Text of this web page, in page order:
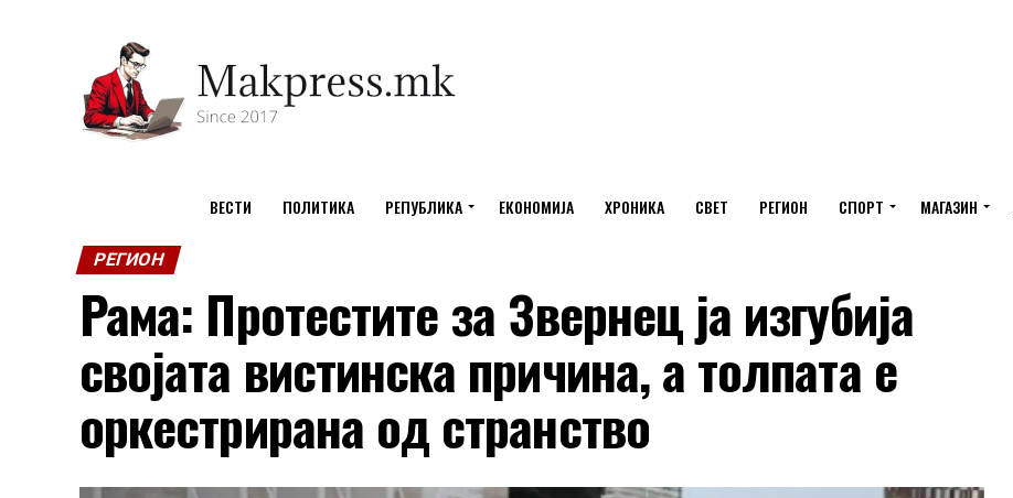
ВЕСТИ ПОЛИТИКА РЕПУБЛИКА ЕКОНОМИЈА ХРОНИКА СВЕТ РЕГИОН СПОРТ МАГАЗИН
РЕГИОН
Рама: Протестите за Звернец ја изгубија
својата вистинска причина, а толпата е
оркестрирана од странство